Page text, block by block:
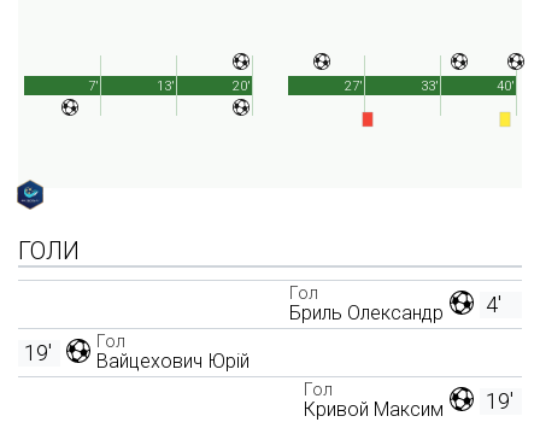
20'
7' 13' 40'
27' 33'
ГОЛИ
4'
Гол
Бриль Олександр
Гол
Вайцехович Юрій
19'
19'
Гол
Кривой Максим